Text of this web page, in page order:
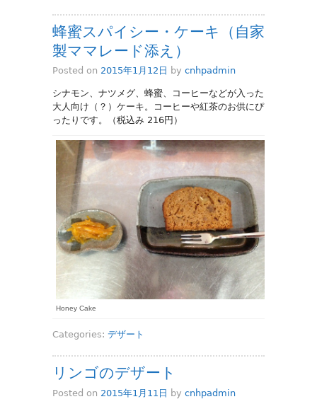
蜂蜜スパイシー・ケーキ（自家
製ママレード添え）
Posted on 2015年1月12日 by cnhpadmin
シナモン、ナツメグ、蜂蜜、コーヒーなどが入った
大人向け（？）ケーキ。コーヒーや紅茶のお供にぴ
ったりです。（税込み 216円）
Honey Cake
Categories: デザート
リンゴのデザート
Posted on 2015年1月11日 by cnhpadmin